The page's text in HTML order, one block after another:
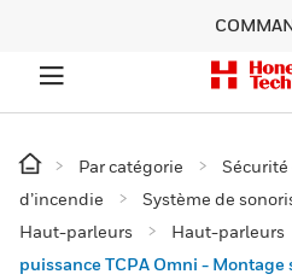
Par catégorie
Sécurité
d’incendie
Système de
Haut-parleurs
Haut-parleurs
puissance TCPA Omni - Montage